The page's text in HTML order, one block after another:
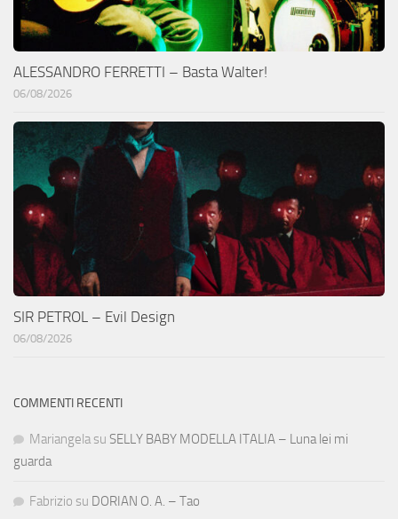
ALESSANDRO FERRETTI – Basta Walter!
06/08/2026
SIR PETROL – Evil Design
06/08/2026
COMMENTI RECENTI
Mariangela su SELLY BABY MODELLA ITALIA – Luna lei mi
guarda
Fabrizio su DORIAN O. A. – Tao